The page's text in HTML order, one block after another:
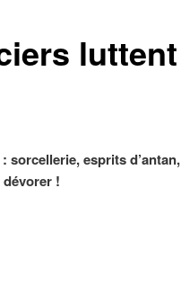
luttent
sorcellerie, esprits d’antan,
!